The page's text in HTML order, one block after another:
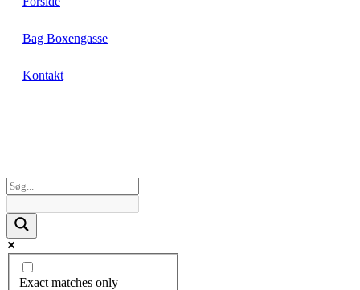
Bag Boxengasse
Kontakt
Exact matches only